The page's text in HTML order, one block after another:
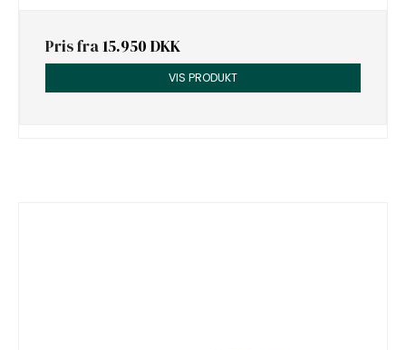
Pris fra 15.950 DKK
VIS PRODUKT